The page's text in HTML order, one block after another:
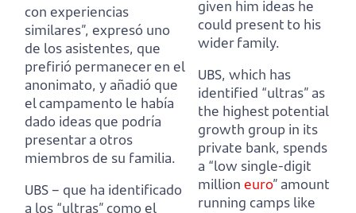
con experiencias
similares”, expresó uno
de los asistentes, que
prefirió permanecer en el
anonimato, y añadió que
el campamento le había
dado ideas que podría
presentar a otros
miembros de su familia.
UBS – que ha identificado
a los “ultras” como el
given him ideas he
could present to his
wider family.
UBS, which has
identified “ultras” as
the highest potential
growth group in its
private bank, spends
a “low single-digit
million euro” amount
running camps like